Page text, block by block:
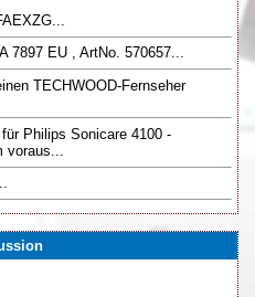
7897 EU , ArtNo. 570657...
TECHWOOD-Fernseher
Philips Sonicare 4100 -